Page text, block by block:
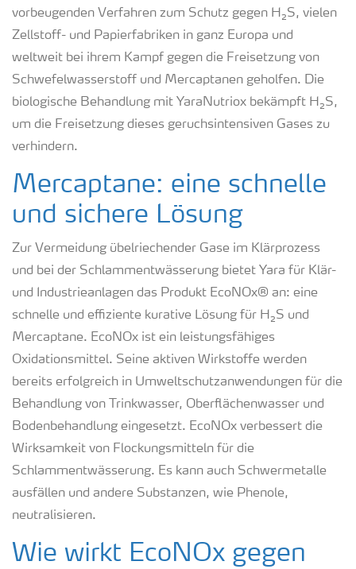
vorbeugenden Verfahren zum Schutz gegen H₂S, vielen
Zellstoff- und Papierfabriken in ganz Europa und
weltweit bei ihrem Kampf gegen die Freisetzung von
Schwefelwasserstoff und Mercaptanen geholfen. Die
biologische Behandlung mit YaraNutriox bekämpft H₂S,
um die Freisetzung dieses geruchsintensiven Gases zu
verhindern.
Mercaptane: eine schnelle
und sichere Lösung
Zur Vermeidung übelriechender Gase im Klärprozess
und bei der Schlammentwässerung bietet Yara für Klär-
und Industrieanlagen das Produkt EcoNOx® an: eine
schnelle und effiziente kurative Lösung für H₂S und
Mercaptane. EcoNOx ist ein leistungsfähiges
Oxidationsmittel. Seine aktiven Wirkstoffe werden
bereits erfolgreich in Umweltschutzanwendungen für die
Behandlung von Trinkwasser, Oberflächenwasser und
Bodenbehandlung eingesetzt. EcoNOx verbessert die
Wirksamkeit von Flockungsmitteln für die
Schlammentwässerung. Es kann auch Schwermetalle
ausfällen und andere Substanzen, wie Phenole,
neutralisieren.
Wie wirkt EcoNOx gegen